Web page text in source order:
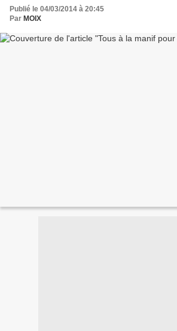
Publié le 04/03/2014 à 20:45
Par MOIX